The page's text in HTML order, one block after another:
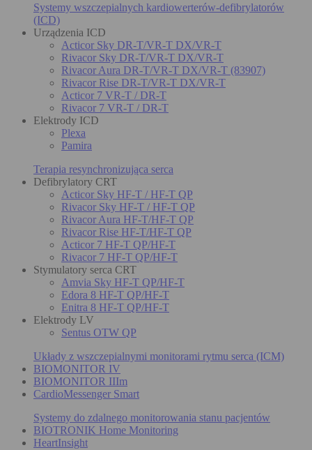
Systemy wszczepialnych kardiowerterów-defibrylatorów
(ICD)
Urządzenia ICD
Acticor Sky DR-T/VR-T DX/VR-T
Rivacor Sky DR-T/VR-T DX/VR-T
Rivacor Aura DR-T/VR-T DX/VR-T (83907)
Rivacor Rise DR-T/VR-T DX/VR-T
Acticor 7 VR-T / DR-T
Rivacor 7 VR-T / DR-T
Elektrody ICD
Plexa
Pamira
Terapia resynchronizująca serca
Defibrylatory CRT
Acticor Sky HF-T / HF-T QP
Rivacor Sky HF-T / HF-T QP
Rivacor Aura HF-T/HF-T QP
Rivacor Rise HF-T/HF-T QP
Acticor 7 HF-T QP/HF-T
Rivacor 7 HF-T QP/HF-T
Stymulatory serca CRT
Amvia Sky HF-T QP/HF-T
Edora 8 HF-T QP/HF-T
Enitra 8 HF-T QP/HF-T
Elektrody LV
Sentus OTW QP
Układy z wszczepialnymi monitorami rytmu serca (ICM)
BIOMONITOR IV
BIOMONITOR IIIm
CardioMessenger Smart
Systemy do zdalnego monitorowania stanu pacjentów
BIOTRONIK Home Monitoring
HeartInsight